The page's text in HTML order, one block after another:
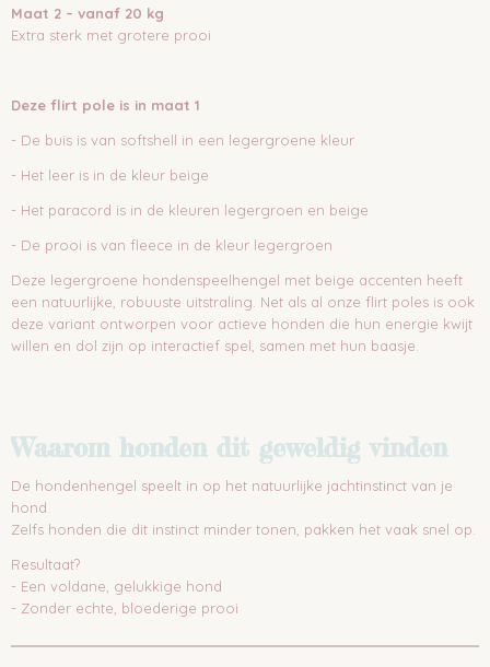
Maat 2 – vanaf 20 kg
Extra sterk met grotere prooi
Deze flirt pole is in maat 1
- De buis is van softshell in een legergroene kleur
- Het leer is in de kleur beige
- Het paracord is in de kleuren legergroen en beige
- De prooi is van fleece in de kleur legergroen
Deze legergroene hondenspeelhengel met beige accenten heeft
een natuurlijke, robuuste uitstraling. Net als al onze flirt poles is ook
deze variant ontworpen voor actieve honden die hun energie kwijt
willen en dol zijn op interactief spel, samen met hun baasje.
Waarom honden dit geweldig vinden
De hondenhengel speelt in op het natuurlijke jachtinstinct van je
hond.
Zelfs honden die dit instinct minder tonen, pakken het vaak snel op.
Resultaat?
- Een voldane, gelukkige hond
- Zonder echte, bloederige prooi